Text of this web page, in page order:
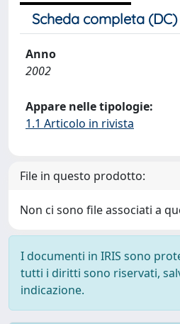
Scheda completa (DC)
Anno
2002
Appare nelle tipologie:
1.1 Articolo in rivista
File in questo prodotto:
Non ci sono file associati a
I documenti in IRIS sono
tutti i diritti sono riservati,
indicazione.